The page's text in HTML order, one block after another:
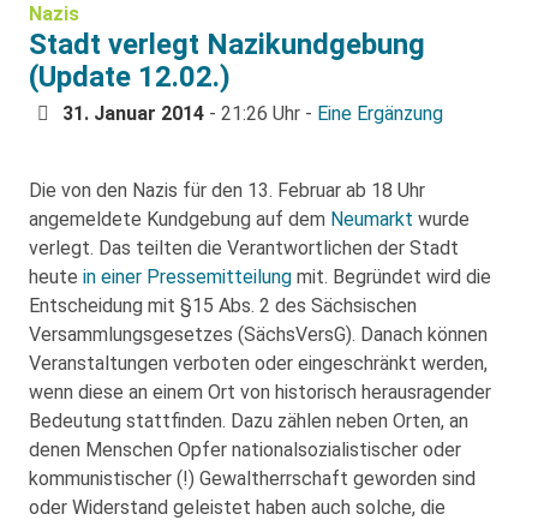
Nazis
Stadt verlegt Nazikundgebung
(Update 12.02.)
31. Januar 2014 - 21:26 Uhr - Eine Ergänzung
Die von den Nazis für den 13. Februar ab 18 Uhr
angemeldete Kundgebung auf dem Neumarkt wurde
verlegt. Das teilten die Verantwortlichen der Stadt
heute in einer Pressemitteilung mit. Begründet wird die
Entscheidung mit §15 Abs. 2 des Sächsischen
Versammlungsgesetzes (SächsVersG). Danach können
Veranstaltungen verboten oder eingeschränkt werden,
wenn diese an einem Ort von historisch herausragender
Bedeutung stattfinden. Dazu zählen neben Orten, an
denen Menschen Opfer nationalsozialistischer oder
kommunistischer (!) Gewaltherrschaft geworden sind
oder Widerstand geleistet haben auch solche, die